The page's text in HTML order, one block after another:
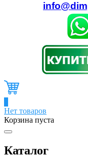
Нет товаров
Корзина пуста
Каталог